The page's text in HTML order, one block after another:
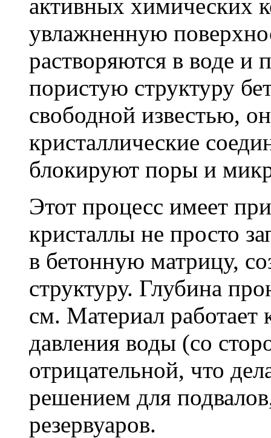
активных химических
увлажненную
растворяются в воде и
пористую структуру
свободной известью,
кристаллические
блокируют поры и
Этот процесс имеет
кристаллы не просто
в бетонную матрицу,
структуру. Глубина
см. Материал работает
давления воды (со
отрицательной, что
решением для
резервуаров.